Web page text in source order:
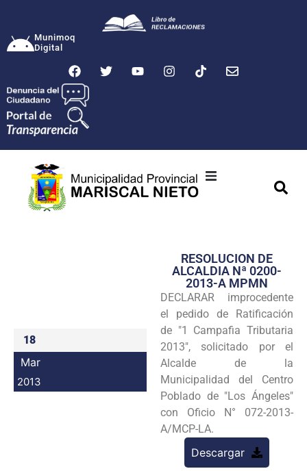
Munimoq
Digital
Transparencia
Seguridad
Programas
Intranet
18
Mar
2013
RESOLUCION DE
ALCALDIA Nª 0200-
2013-A MPMN
DECLARAR improcedente
el pedido de Ratificación
de "1 Campafia Tributaria
2013", solicitado por el
Alcalde de la
Municipalidad del Centro
Poblado de "Los Ángeles"
con Oficio N° 072-2013-
A/MCP-LA.
Descargar